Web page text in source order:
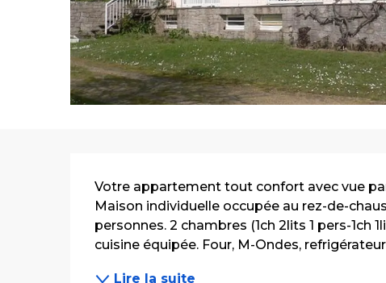
Description
Votre appartement tout confort avec vue
Maison individuelle occupée au rez-de-
personnes. 2 chambres (1ch 2lits 1 pers-1ch
cuisine équipée. Four, M-Ondes, refrigérateur
Lire la suite